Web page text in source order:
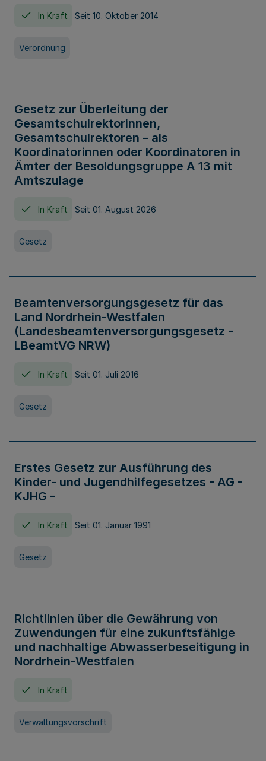
In Kraft Seit 10. Oktober 2014
Verordnung
Gesetz zur Überleitung der
Gesamtschulrektorinnen,
Gesamtschulrektoren – als
Koordinatorinnen oder Koordinatoren in
Ämter der Besoldungsgruppe A 13 mit
Amtszulage
In Kraft Seit 01. August 2026
Gesetz
Beamtenversorgungsgesetz für das
Land Nordrhein-Westfalen
(Landesbeamtenversorgungsgesetz -
LBeamtVG NRW)
In Kraft Seit 01. Juli 2016
Gesetz
Erstes Gesetz zur Ausführung des
Kinder- und Jugendhilfegesetzes - AG -
KJHG -
In Kraft Seit 01. Januar 1991
Gesetz
Richtlinien über die Gewährung von
Zuwendungen für eine zukunftsfähige
und nachhaltige Abwasserbeseitigung in
Nordrhein-Westfalen
In Kraft
Verwaltungsvorschrift